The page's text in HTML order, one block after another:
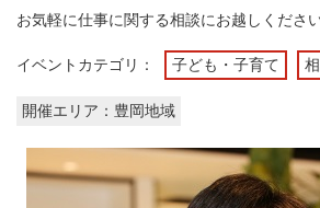
お気軽に仕事に関する相談にお越しください
イベントカテゴリ： 子ども・子育て
開催エリア：豊岡地域